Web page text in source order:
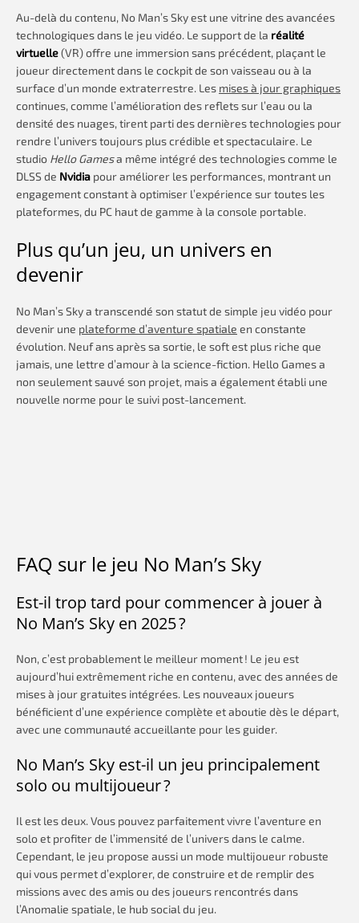
Au-delà du contenu, No Man’s Sky est une vitrine des avancées
technologiques dans le jeu vidéo. Le support de la réalité
virtuelle(VR) offre une immersion sans précédent, plaçant le
joueur directement dans le cockpit de son vaisseau ou à la
surface d’un monde extraterrestre. Les mises à jour graphiques
continues, comme l’amélioration des reflets sur l’eau ou la
densité des nuages, tirent parti des dernières technologies pour
rendre l’univers toujours plus crédible et spectaculaire. Le
studio Hello Gamesa même intégré des technologies comme le
DLSS de Nvidia pour améliorer les performances, montrant un
engagement constant à optimiser l’expérience sur toutes les
plateformes, du PC haut de gamme à la console portable.
Plus qu’un jeu, un univers en
devenir
No Man’s Sky a transcendé son statut de simple jeu vidéo pour
devenir une plateforme d’aventure spatiale en constante
évolution. Neuf ans après sa sortie, le soft est plus riche que
jamais, une lettre d’amour à la science-fiction. Hello Games a
non seulement sauvé son projet, mais a également établi une
nouvelle norme pour le suivi post-lancement.
FAQ sur le jeu No Man’s Sky
Est-il trop tard pour commencer à jouer à
No Man’s Sky en 2025 ?
Non, c’est probablement le meilleur moment ! Le jeu est
aujourd’hui extrêmement riche en contenu, avec des années de
mises à jour gratuites intégrées. Les nouveaux joueurs
bénéficient d’une expérience complète et aboutie dès le départ,
avec une communauté accueillante pour les guider.
No Man’s Sky est-il un jeu principalement
solo ou multijoueur ?
Il est les deux. Vous pouvez parfaitement vivre l’aventure en
solo et profiter de l’immensité de l’univers dans le calme.
Cependant, le jeu propose aussi un mode multijoueur robuste
qui vous permet d’explorer, de construire et de remplir des
missions avec des amis ou des joueurs rencontrés dans
l’Anomalie spatiale, le hub social du jeu.